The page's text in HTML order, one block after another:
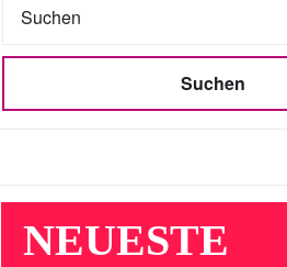
Suchen
NEUESTE